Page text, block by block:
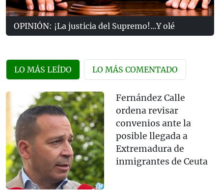
OPINIÓN: ¡La justicia del Supremo!...Y olé
LO MÁS LEÍDO LO MÁS COMENTADO
Fernández Calle
ordena revisar
convenios ante la
posible llegada a
Extremadura de
inmigrantes de Ceuta